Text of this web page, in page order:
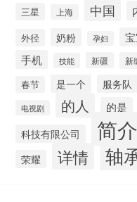
三星 上海 中国
外径 奶粉 孕妇
手机 技能 新疆 新
春节 是一个 服务队
电视剧 的人 的是
科技有限公司 简介
荣耀 详情 轴